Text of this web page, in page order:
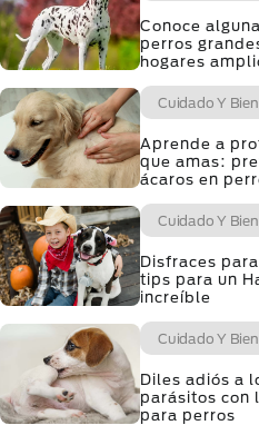
Conoce
perros
hogares
Cuidado Y
Aprende a
que amas:
ácaros en
Cuidado Y
Disfraces
tips para un
increíble
Cuidado Y
Diles adiós a
parásitos con
para perros